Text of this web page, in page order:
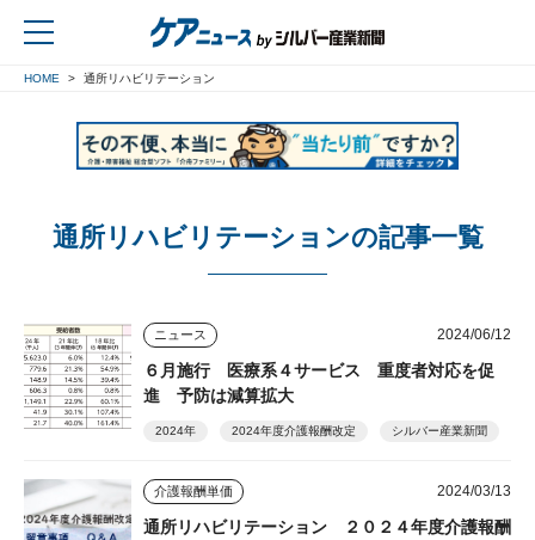
HOME 通所リハビリテーション
通所リハビリテーションの記事一覧
ニュース 2024/06/12
６月施行 医療系４サービス 重度者対応を促
進 予防は減算拡大
2024年 2024年度介護報酬改定 シルバー産業新聞
介護報酬単価 2024/03/13
通所リハビリテーション ２０２４年度介護報酬